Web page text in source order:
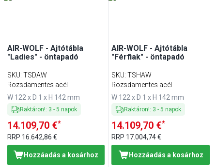
AIR-WOLF - Ajtótábla
"Ladies" - öntapadó
SKU: TSDAW
Rozsdamentes acél
W 122 x D 1 x H 142 mm
Raktáron!: 3 - 5 napok
14.109,70 €*
RRP 16.642,86 €
Hozzáadás a kosárhoz
AIR-WOLF - Ajtótábla
"Férfiak" - öntapadó
SKU:TSHAW
Rozsdamentes acél
W 122 x D 1 x H 142 mm
Raktáron!: 3 -5 napok
14.109,70 €*
RRP 17.004,74 €
Hozzáadás a kosárhoz